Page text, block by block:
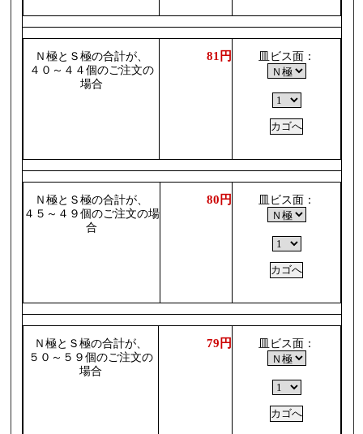
Ｎ極とＳ極の合計が、
４０～４４個のご注文の
場合
81円 皿ビス面：
Ｎ極とＳ極の合計が、
４５～４９個のご注文の場
合
80円 皿ビス面：
Ｎ極とＳ極の合計が、
５０～５９個のご注文の
場合
79円 皿ビス面：